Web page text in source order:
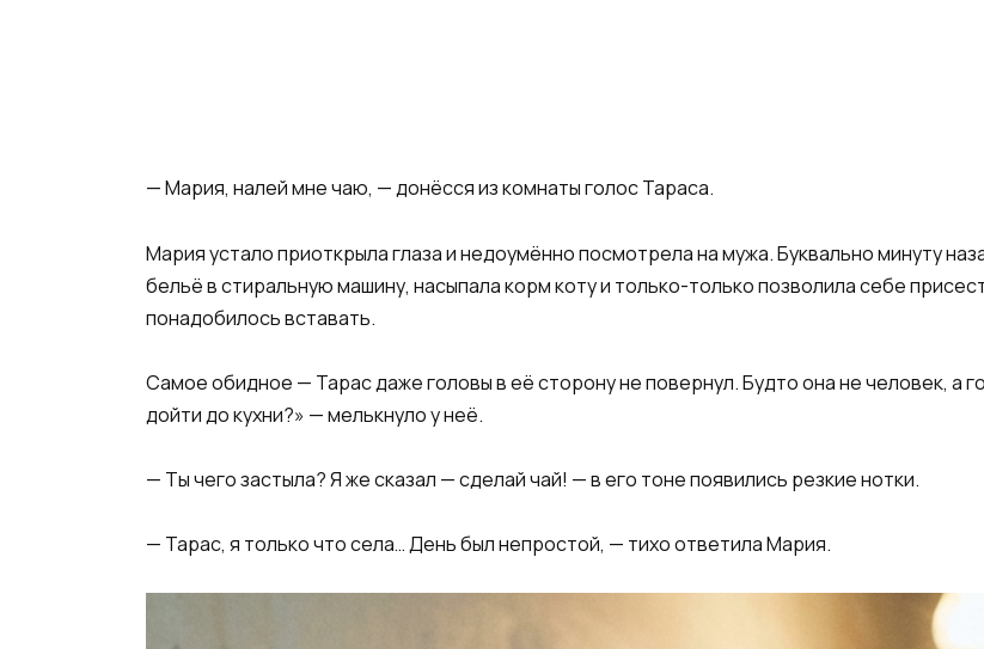
— Мария, налей мне чаю, — донёсся из комнаты голос Тараса.
Мария устало приоткрыла глаза и недоумённо посмотрела на мужа. Буквально минуту
бельё в стиральную машину, насыпала корм коту и только-только позволила себе
понадобилось вставать.
Самое обидное — Тарас даже головы в её сторону не повернул. Будто она не человек, а
дойти до кухни?» — мелькнуло у неё.
— Ты чего застыла? Я же сказал — сделай чай! — в его тоне появились резкие нотки.
— Тарас, я только что села… День был непростой, — тихо ответила Мария.